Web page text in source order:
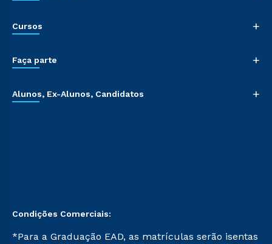
Cursos +
Faça parte +
Alunos, Ex-Alunos, Candidatos +
Condições Comerciais:
*Para a Graduação EAD, as matrículas serão isentas